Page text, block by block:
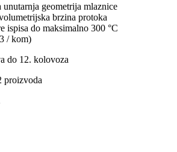
unutarnja geometrija mlaznice
brzina protoka
ispisa do maksimalno 300 °C
/ kom)
do 12. kolovoza
proizvoda